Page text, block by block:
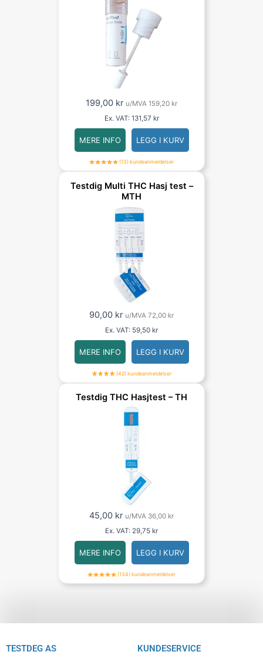
199,00 kr u/MVA 159,20 kr
Ex. VAT: 131,57 kr
MERE INFO LEGG I KURV
(13) kundeanmeldelser
Testdig Multi THC Hasj test –
MTH
90,00 kr u/MVA 72,00 kr
Ex. VAT: 59,50 kr
MERE INFO LEGG I KURV
(42) kundeanmeldelser
Testdig THC Hasjtest – TH
45,00 kr u/MVA 36,00 kr
Ex. VAT: 29,75 kr
MERE INFO LEGG I KURV
(134) kundeanmeldelser
TESTDEG AS KUNDESERVICE